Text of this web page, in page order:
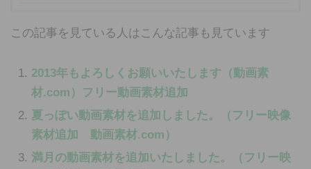
この記事を見ている人はこんな記事も見ています
2013年もよろしくお願いいたします（動画素
材.com）フリー動画素材追加
夏っぽい動画素材を追加しました。（フリー映像
素材追加 動画素材.com）
満月の動画素材を追加いたしました。（フリー映